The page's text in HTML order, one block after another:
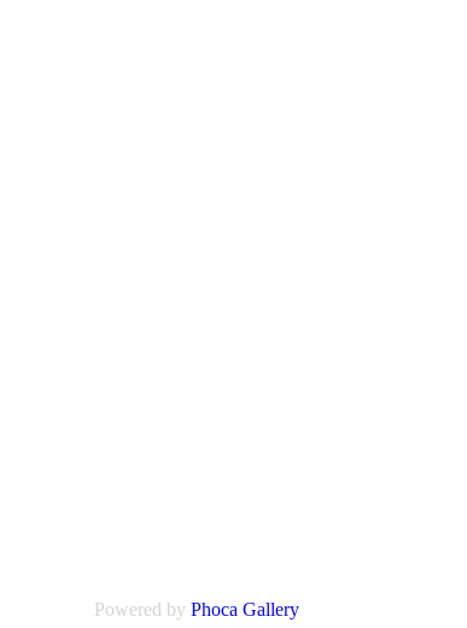
Powered by Phoca Gallery